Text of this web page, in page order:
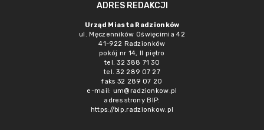
ADRES REDAKCJI
Urząd Miasta Radzionków
ul. Męczenników Oświęcimia 42
41-922 Radzionków
pokój nr 14, II piętro
tel. 32 388 71 30
tel. 32 289 07 27
faks 32 289 07 20
e-mail: um@radzionkow.pl
adres strony BIP:
https://bip.radzionkow.pl